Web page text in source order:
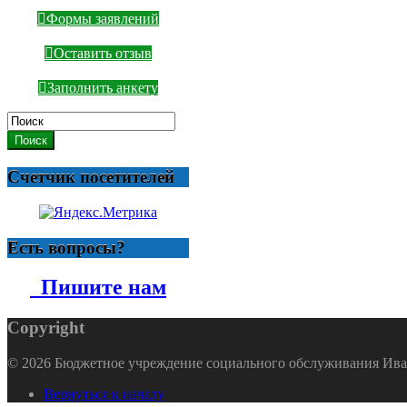
Формы заявлений
Оставить отзыв
Заполнить анкету
Поиск
Счетчик посетителей
Есть вопросы?
Пишите нам
Copyright
© 2026 Бюджетное учреждение социального обслуживания
Вернуться к началу